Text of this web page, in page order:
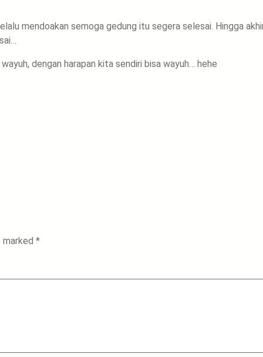
mendoakan semoga gedung itu segera selesai. Hingga
dengan harapan kita sendiri bisa wayuh… hehe
*